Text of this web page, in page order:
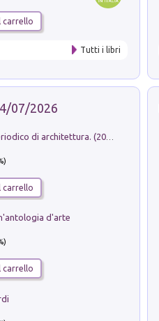
carrello
Tutti i libri
07/2026
Dromos. Libro periodico di architettura. (2026). Vol. 15: Post-model
carrello
d'arte
carrello